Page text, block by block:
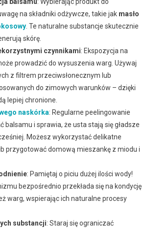
na składniki odżywcze, takie jak masło
. Te naturalne substancje skutecznie
skórę.
czynnikami: Ekspozycja na
prowadzić do wysuszenia warg. Używaj
z filtrem przeciwsłonecznym lub
do zimowych warunków – dzięki
lepiej chronione.
naskórka: Regularne peelingowanie
balsamu i sprawia, że usta stają się gładsze
Możesz wykorzystać delikatne
przygotować domową mieszankę z miodu i
: Pamiętaj o piciu dużej ilości wody!
bezpośrednio przekłada się na kondycję
warg, wspierając ich naturalne procesy
substancji: Staraj się ograniczać